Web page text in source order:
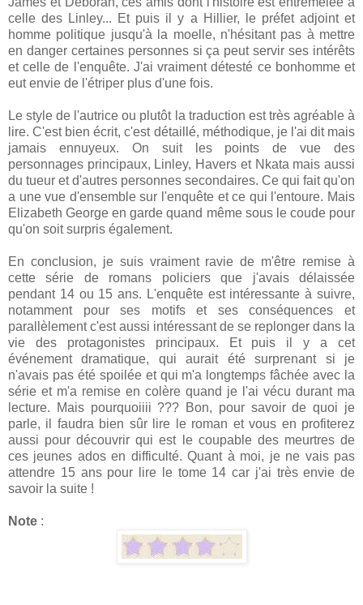
celle des Linley... Et puis il y a Hillier, le préfet adjoint et
homme politique jusqu'à la moelle, n'hésitant pas à mettre
en danger certaines personnes si ça peut servir ses intérêts
et celle de l'enquête. J'ai vraiment détesté ce bonhomme et
eut envie de l'étriper plus d'une fois.
Le style de l'autrice ou plutôt la traduction est très agréable à
lire. C'est bien écrit, c'est détaillé, méthodique, je l'ai dit mais
jamais ennuyeux. On suit les points de vue des
personnages principaux, Linley, Havers et Nkata mais aussi
du tueur et d'autres personnes secondaires. Ce qui fait qu'on
a une vue d'ensemble sur l'enquête et ce qui l'entoure. Mais
Elizabeth George en garde quand même sous le coude pour
qu'on soit surpris également.
En conclusion, je suis vraiment ravie de m'être remise à
cette série de romans policiers que j'avais délaissée
pendant 14 ou 15 ans. L'enquête est intéressante à suivre,
notamment pour ses motifs et ses conséquences et
parallèlement c'est aussi intéressant de se replonger dans la
vie des protagonistes principaux. Et puis il y a cet
événement dramatique, qui aurait été surprenant si je
n'avais pas été spoilée et qui m'a longtemps fâchée avec la
série et m'a remise en colère quand je l'ai vécu durant ma
lecture. Mais pourquoiiii ??? Bon, pour savoir de quoi je
parle, il faudra bien sûr lire le roman et vous en profiterez
aussi pour découvrir qui est le coupable des meurtres de
ces jeunes ados en difficulté. Quant à moi, je ne vais pas
attendre 15 ans pour lire le tome 14 car j'ai très envie de
savoir la suite !
Note :